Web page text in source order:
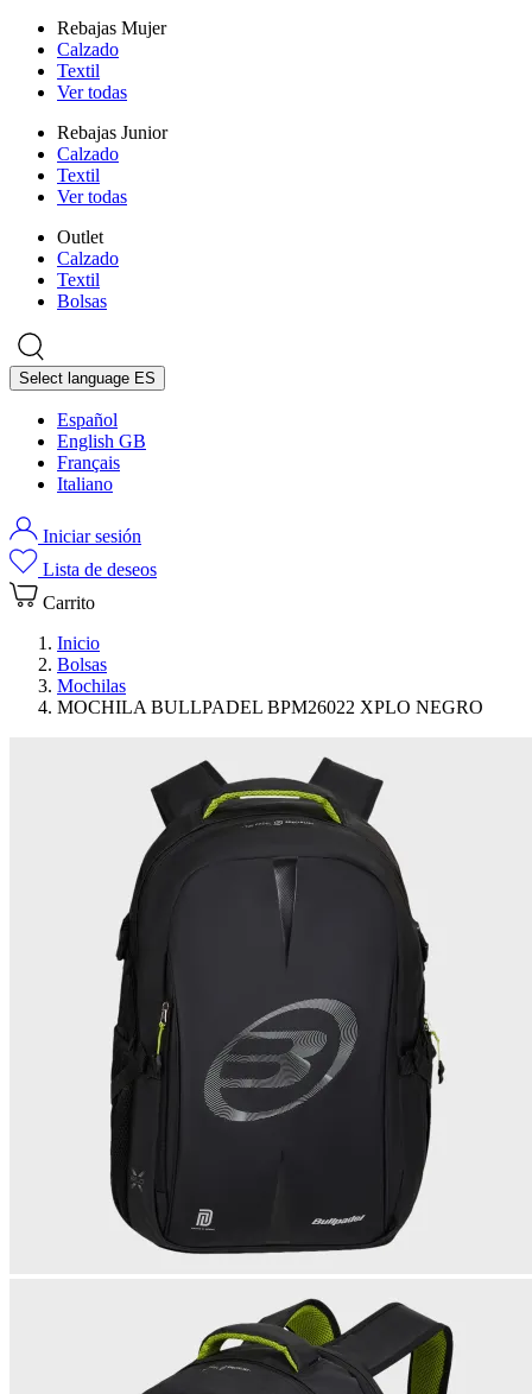
Rebajas Mujer
Calzado
Textil
Ver todas
Rebajas Junior
Calzado
Textil
Ver todas
Outlet
Calzado
Textil
Bolsas
Select language ES
Español
English GB
Français
Italiano
Iniciar sesión
Lista de deseos
Carrito
Inicio
Bolsas
Mochilas
MOCHILA BULLPADEL BPM26022 XPLO NEGRO